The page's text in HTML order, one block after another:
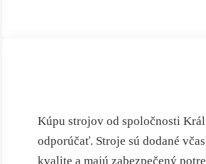
Kúpu strojov od spoločnosti Král
odporúčať. Stroje sú dodané
kvalite a majú zabezpečený